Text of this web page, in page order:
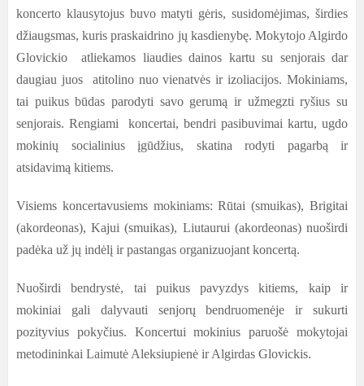
koncerto klausytojus buvo matyti gėris, susidomėjimas, širdies
džiaugsmas, kuris praskaidrino jų kasdienybę. Mokytojo Algirdo
Glovickio atliekamos liaudies dainos kartu su senjorais dar
daugiau juos atitolino nuo vienatvės ir izoliacijos. Mokiniams,
tai puikus būdas parodyti savo gerumą ir užmegzti ryšius su
senjorais. Rengiami koncertai, bendri pasibuvimai kartu, ugdo
mokinių socialinius įgūdžius, skatina rodyti pagarbą ir
atsidavimą kitiems.
Visiems koncertavusiems mokiniams: Rūtai (smuikas), Brigitai
(akordeonas), Kajui (smuikas), Liutaurui (akordeonas) nuoširdi
padėka už jų indėlį ir pastangas organizuojant koncertą.
Nuoširdi bendrystė, tai puikus pavyzdys kitiems, kaip ir
mokiniai gali dalyvauti senjorų bendruomenėje ir sukurti
pozityvius pokyčius. Koncertui mokinius paruošė mokytojai
metodininkai Laimutė Aleksiupienė ir Algirdas Glovickis.